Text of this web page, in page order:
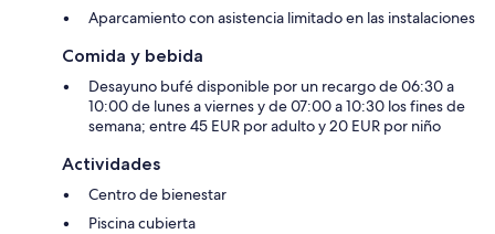
Aparcamiento con asistencia limitado en las instalaciones
Comida y bebida
Desayuno bufé disponible por un recargo de 06:30 a
10:00 de lunes a viernes y de 07:00 a 10:30 los fines de
semana; entre 45 EUR por adulto y 20 EUR por niño
Actividades
Centro de bienestar
Piscina cubierta